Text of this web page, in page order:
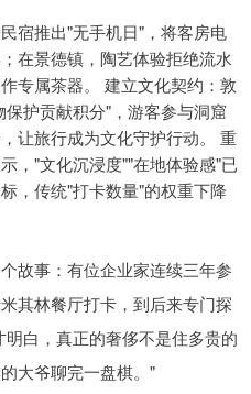
宿推出"无手机日"，将客房电
在景德镇，陶艺体验拒绝流水
专属茶器。 建立文化契约：敦
护贡献积分"，游客参与洞窟
让旅行成为文化守护行动。 重
，"文化沉浸度""在地体验感"已
，传统"打卡数量"的权重下降
故事：有位企业家连续三年参
其林餐厅打卡，到后来专门探
白，真正的奢侈不是住多贵的
大爷聊完一盘棋。"